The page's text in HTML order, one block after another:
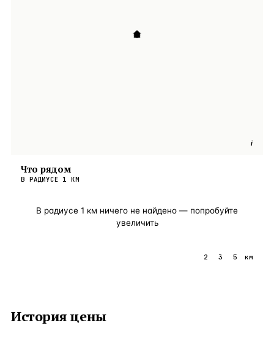
i
Что рядом
В РАДИУСЕ 1 КМ
В радиусе 1 км ничего не найдено — попробуйте
увеличить
2 3 5 км
История цены